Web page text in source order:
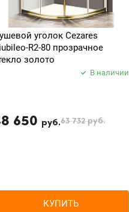
уголок Cezares
R2-80 прозрачное
золото
В наличии
650 руб.63 732руб.
КУПИТЬ